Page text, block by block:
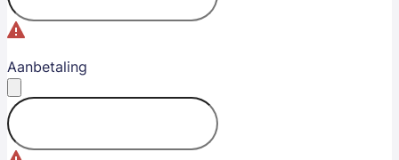
Aanbetaling